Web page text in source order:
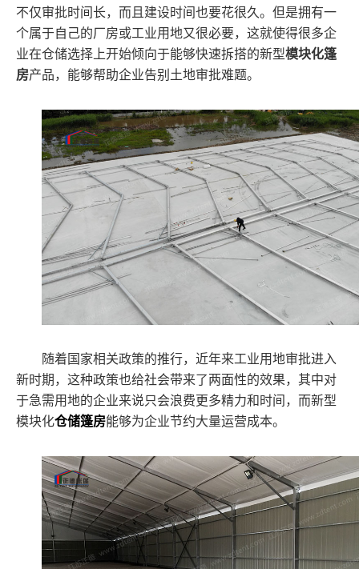
不仅审批时间长，而且建设时间也要花很久。但是拥有一
个属于自己的厂房或工业用地又很必要，这就使得很多企
业在仓储选择上开始倾向于能够快速拆搭的新型模块化篷
房产品，能够帮助企业告别土地审批难题。
随着国家相关政策的推行，近年来工业用地审批进入
新时期，这种政策也给社会带来了两面性的效果，其中对
于急需用地的企业来说只会浪费更多精力和时间，而新型
模块化仓储篷房能够为企业节约大量运营成本。